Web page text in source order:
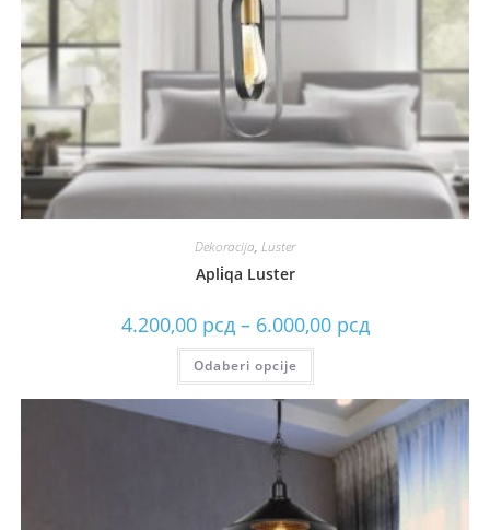
Dekoracija, Luster
Apli̇qa Luster
4.200,00 рсд – 6.000,00 рсд
Odaberi opcije